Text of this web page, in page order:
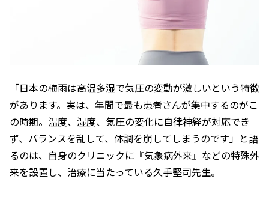
「日本の梅雨は高温多湿で気圧の変動が激しいという特徴
があります。実は、年間で最も患者さんが集中するのがこ
の時期。温度、湿度、気圧の変化に自律神経が対応でき
ず、バランスを乱して、体調を崩してしまうのです」と語
るのは、自身のクリニックに『気象病外来』などの特殊外
来を設置し、治療に当たっている久手堅司先生。